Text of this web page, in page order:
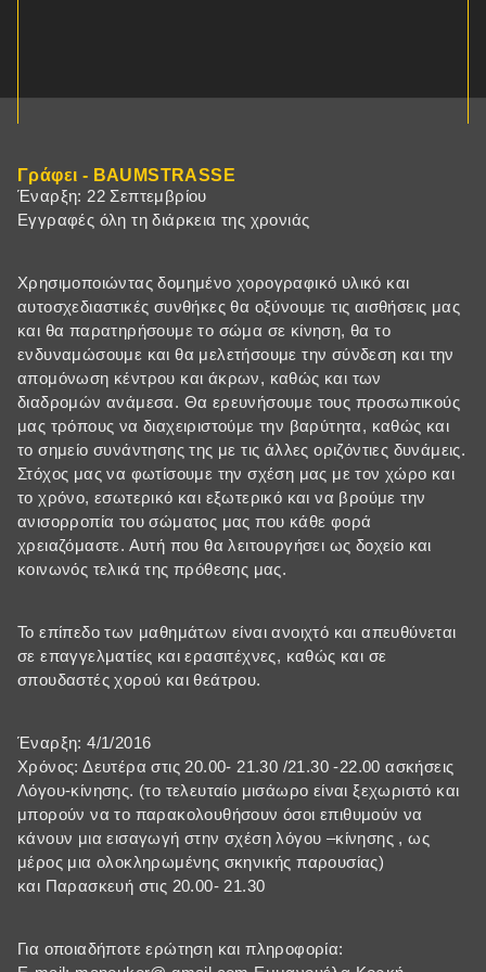
Γράφει - BAUMSTRASSE
Έναρξη: 22 Σεπτεμβρίου
Εγγραφές όλη τη διάρκεια της χρονιάς
Χρησιμοποιώντας δομημένο χορογραφικό υλικό και
αυτοσχεδιαστικές συνθήκες θα οξύνουμε τις αισθήσεις μας
και θα παρατηρήσουμε το σώμα σε κίνηση, θα το
ενδυναμώσουμε και θα μελετήσουμε την σύνδεση και την
απομόνωση κέντρου και άκρων, καθώς και των
διαδρομών ανάμεσα. Θα ερευνήσουμε τους προσωπικούς
μας τρόπους να διαχειριστούμε την βαρύτητα, καθώς και
το σημείο συνάντησης της με τις άλλες οριζόντιες δυνάμεις.
Στόχος μας να φωτίσουμε την σχέση μας με τον χώρο και
το χρόνο, εσωτερικό και εξωτερικό και να βρούμε την
ανισορροπία του σώματος μας που κάθε φορά
χρειαζόμαστε. Αυτή που θα λειτουργήσει ως δοχείο και
κοινωνός τελικά της πρόθεσης μας.
Το επίπεδο των μαθημάτων είναι ανοιχτό και απευθύνεται
σε επαγγελματίες και ερασιτέχνες, καθώς και σε
σπουδαστές χορού και θεάτρου.
Έναρξη: 4/1/2016
Χρόνος: Δευτέρα στις 20.00- 21.30 /21.30 -22.00 ασκήσεις
Λόγου-κίνησης. (το τελευταίο μισάωρο είναι ξεχωριστό και
μπορούν να το παρακολουθήσουν όσοι επιθυμούν να
κάνουν μια εισαγωγή στην σχέση λόγου –κίνησης , ως
μέρος μια ολοκληρωμένης σκηνικής παρουσίας)
και Παρασκευή στις 20.00- 21.30
Για οποιαδήποτε ερώτηση και πληροφορία: